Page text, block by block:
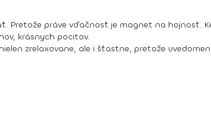
Pretože práve vďačnosť je magnet na hojnosť.
krásnych pocitov.
zrelaxovane, ale i šťastne, pretože